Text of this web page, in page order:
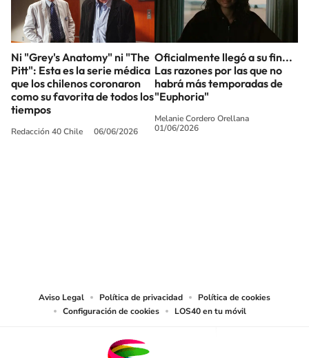
Ni "Grey's Anatomy" ni "The
Pitt": Esta es la serie médica
que los chilenos coronaron
como su favorita de todos los
tiempos
Redacción 40 Chile 06/06/2026
Oficialmente llegó a su fin...
Las razones por las que no
habrá más temporadas de
"Euphoria"
Melanie Cordero Orellana
01/06/2026
Aviso Legal Política de privacidad
Política de cookies
Configuración de cookies
LOS40 en tu móvil